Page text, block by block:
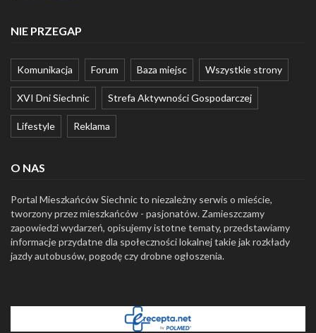
NIE PRZEGAP
Komunikacja Forum Baza miejsc Wszystkie strony
XVI Dni Siechnic Strefa Aktywności Gospodarczej
Lifestyle Reklama
O NAS
Portal Mieszkańców Siechnic to niezależny serwis o mieście,
tworzony przez mieszkańców - pasjonatów. Zamieszczamy
zapowiedzi wydarzeń, opisujemy istotne tematy, przedstawiamy
informacje przydatne dla społeczności lokalnej takie jak rozkłady
jazdy autobusów, pogodę czy drobne ogłoszenia.